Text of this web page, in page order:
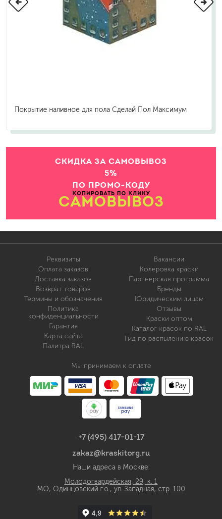
Покрытие наливное для пола Сделай Пол Максимум
СКИДКА ЗА САМОВЫВОЗ
5%
ПО ПРОМО-КОДУ
КОПИРОВАТЬ ПО КЛИКУ
САМОВЫВОЗ
Реквизиты
Оплата заказов
Доставка заказов
Возврат товаров
Термины и обозначения
Политика
конфиденциальности
Гарантия
Карта сайта
Палитра RAL
Вакансии
Колеровка краски
Партнерская программа
Бренды
Юридическим лицам
Отзывы
Краски оптом
Каталог красок по RAL
Гид по распылению красок
Мы принимаем к оплате
+7 (495) 417-01-17
zakaz@kraskitorg.ru
Наши адреса в Москве:
Молодогвардейская, 29, к. 1
МО, Одинцовский г.о., ул. Западная, стр. 100